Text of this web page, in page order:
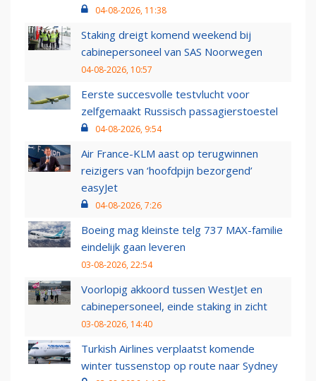
04-08-2026, 11:38
Staking dreigt komend weekend bij
cabinepersoneel van SAS Noorwegen
04-08-2026, 10:57
Eerste succesvolle testvlucht voor
zelfgemaakt Russisch passagierstoestel
04-08-2026, 9:54
Air France-KLM aast op terugwinnen
reizigers van ‘hoofdpijn bezorgend’
easyJet
04-08-2026, 7:26
Boeing mag kleinste telg 737 MAX-familie
eindelijk gaan leveren
03-08-2026, 22:54
Voorlopig akkoord tussen WestJet en
cabinepersoneel, einde staking in zicht
03-08-2026, 14:40
Turkish Airlines verplaatst komende
winter tussenstop op route naar Sydney